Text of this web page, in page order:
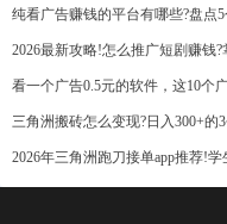
纯看广告赚钱的平台有哪些?盘点
2026最新攻略!怎么推广短剧赚钱
看一个广告0.5元的软件，这10个
三角洲搬砖怎么变现?日入300+的
2026年三角洲跑刀接单app推荐!